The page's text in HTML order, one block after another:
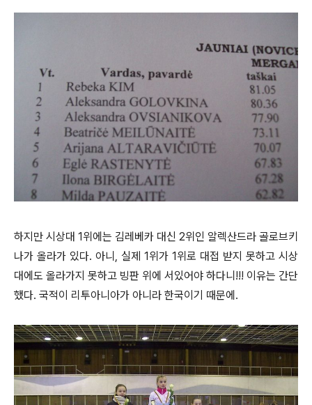
하지만 시상대 1위에는 김레베카 대신 2위인 알렉산드라 골로브키
나가 올라가 있다. 아니, 실제 1위가 1위로 대접 받지 못하고 시상
대에도 올라가지 못하고 빙판 위에 서있어야 하다니!!! 이유는 간단
했다. 국적이 리투아니아가 아니라 한국이기 때문에.